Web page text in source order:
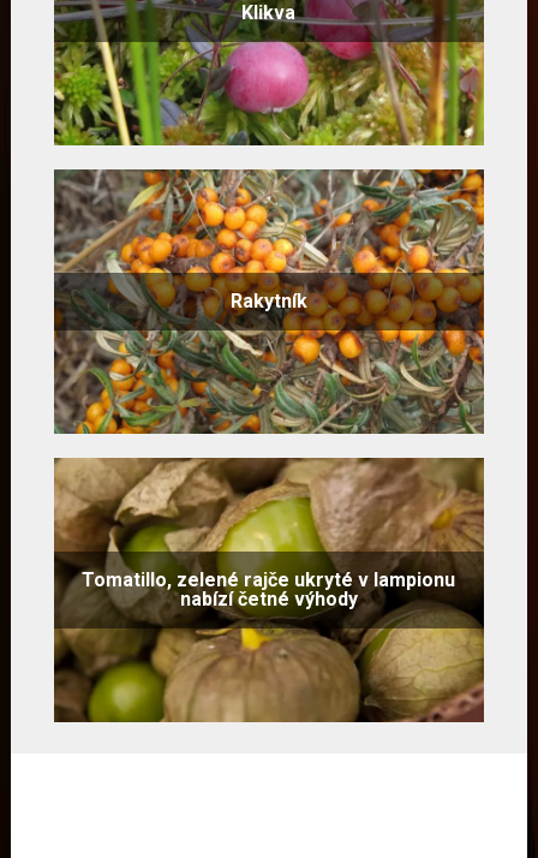
Klikva
Rakytník
Tomatillo, zelené rajče ukryté v lampionu
nabízí četné výhody